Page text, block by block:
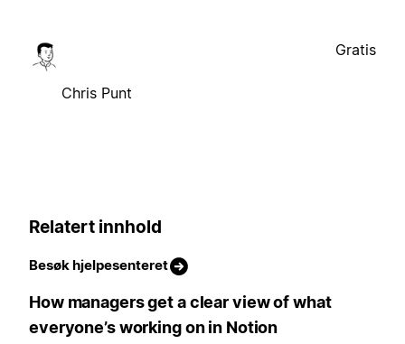
Chris Punt
Gratis
Relatert innhold
Besøk hjelpesenteret
How managers get a clear view of what
everyone’s working on in Notion